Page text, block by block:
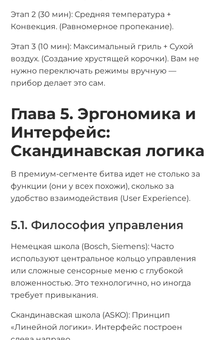
Этап 2 (30 мин): Средняя температура +
Конвекция. (Равномерное пропекание).
Этап 3 (10 мин): Максимальный гриль + Сухой
воздух. (Создание хрустящей корочки). Вам не
нужно переключать режимы вручную —
прибор делает это сам.
Глава 5. Эргономика и
Интерфейс:
Скандинавская логика
В премиум-сегменте битва идет не столько за
функции (они у всех похожи), сколько за
удобство взаимодействия (User Experience).
5.1. Философия управления
Немецкая школа (Bosch, Siemens): Часто
используют центральное кольцо управления
или сложные сенсорные меню с глубокой
вложенностью. Это технологично, но иногда
требует привыкания.
Скандинавская школа (ASKO): Принцип
«Линейной логики». Интерфейс построен